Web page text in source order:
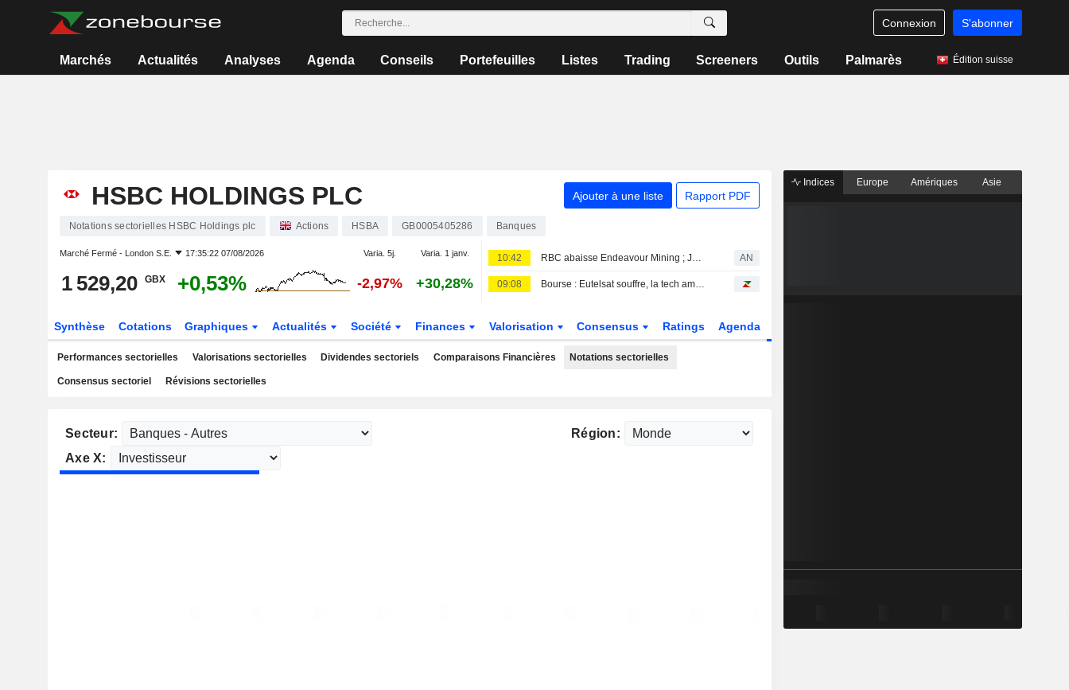
Connexion S'abonner
Marchés Actualités Analyses Agenda Conseils Portefeuilles Listes Trading Screeners Outils Palmarès Édition suisse
HSBC HOLDINGS PLC Ajouter à une liste Rapport PDF
Notations sectorielles HSBC Holdings plc Actions HSBA GB0005405286 Banques
Marché Fermé - London S.E. 17:35:22 07/08/2026 Varia. 5j. Varia. 1 janv.
1 529,20 GBX +0,53% -2,97% +30,28%
10:42 RBC abaisse Endeavour Mining ; JPM relève easyJet AN
09:08 Bourse : Eutelsat souffre, la tech américaine s'offre un baroud d'honneur nocturne
Synthèse Cotations Graphiques Actualités Société Finances Valorisation Consensus Ratings Agenda
Performances sectorielles Valorisations sectorielles Dividendes sectoriels Comparaisons Financières Notations sectorielles
Consensus sectoriel Révisions sectorielles
Secteur:
Région:
Axe X:
Indices Europe Amériques Asie